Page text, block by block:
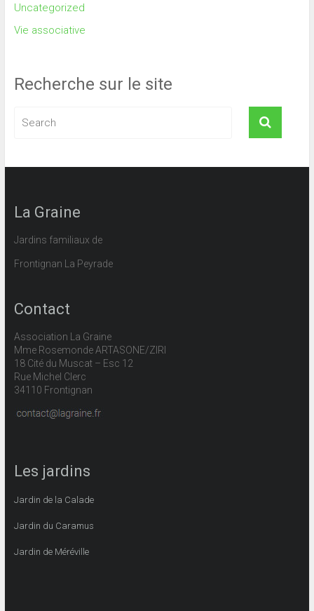
Uncategorized
Vie associative
Recherche sur le site
La Graine
Jardins familiaux de
Frontignan La Peyrade
Contact
Association La Graine
Mme Rosemonde ARTASONE/ZIRI
18 Cité du Muscat – Esc 12
Rue Michel Clerc
34110 Frontignan
Les jardins
Jardin de la Calade
Jardin du Caramus
Jardin de Méréville